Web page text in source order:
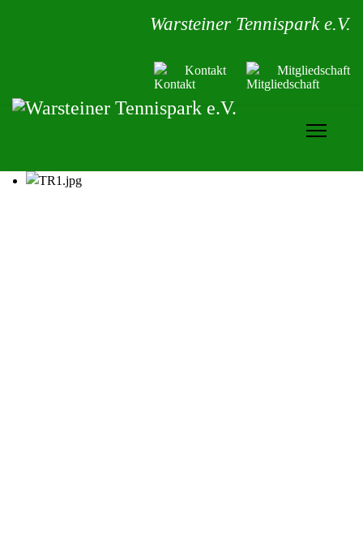
Warsteiner Tennispark e.V.
Kontakt Mitgliedschaft